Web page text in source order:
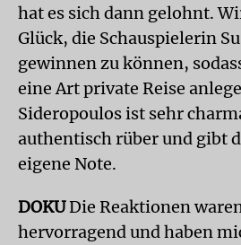
hat es sich dann gelohnt.
Glück, die Schauspielerin
gewinnen zu können,
eine Art private Reise
Sideropoulos ist sehr
authentisch rüber und gibt
eigene Note.
DOKUDie Reaktionen
hervorragend und haben